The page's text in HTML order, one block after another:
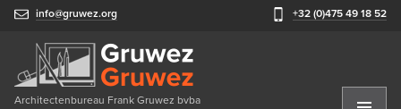
info@gruwez.org +32 (0)475 49 18 52
Architectenbureau Frank Gruwez bvba